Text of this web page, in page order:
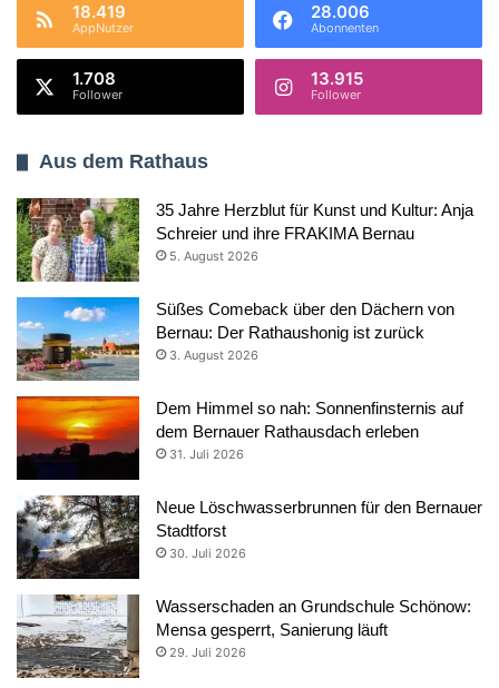
18.419
AppNutzer
28.006
Abonnenten
1.708
Follower
13.915
Follower
Aus dem Rathaus
35 Jahre Herzblut für Kunst und Kultur: Anja
Schreier und ihre FRAKIMA Bernau
5. August 2026
Süßes Comeback über den Dächern von
Bernau: Der Rathaushonig ist zurück
3. August 2026
Dem Himmel so nah: Sonnenfinsternis auf
dem Bernauer Rathausdach erleben
31. Juli 2026
Neue Löschwasserbrunnen für den Bernauer
Stadtforst
30. Juli 2026
Wasserschaden an Grundschule Schönow:
Mensa gesperrt, Sanierung läuft
29. Juli 2026